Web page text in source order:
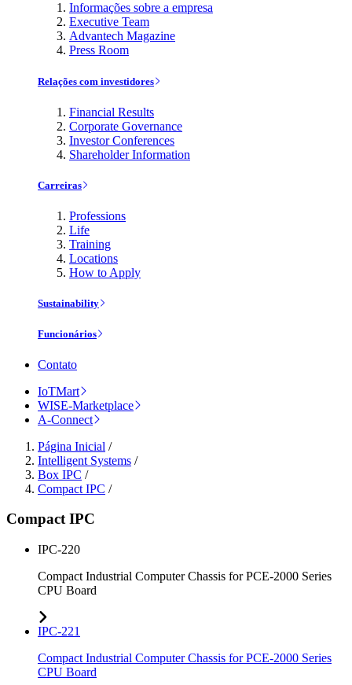
Informações sobre a empresa
Executive Team
Advantech Magazine
Press Room
Relações com investidores
Financial Results
Corporate Governance
Investor Conferences
Shareholder Information
Carreiras
Professions
Life
Training
Locations
How to Apply
Sustainability
Funcionários
Contato
IoTMart
WISE-Marketplace
A-Connect
Página Inicial /
Intelligent Systems /
Box IPC /
Compact IPC /
Compact IPC
IPC-220
Compact Industrial Computer Chassis for PCE-2000 Series
CPU Board
IPC-221
Compact Industrial Computer Chassis for PCE-2000 Series
CPU Board